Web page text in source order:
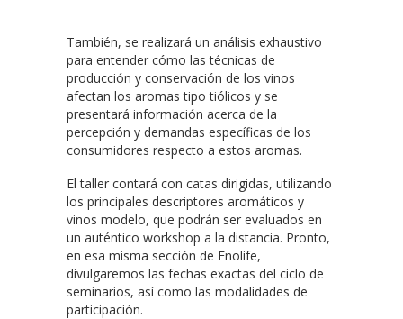
También, se realizará un análisis exhaustivo
para entender cómo las técnicas de
producción y conservación de los vinos
afectan los aromas tipo tiólicos y se
presentará información acerca de la
percepción y demandas específicas de los
consumidores respecto a estos aromas.
El taller contará con catas dirigidas, utilizando
los principales descriptores aromáticos y
vinos modelo, que podrán ser evaluados en
un auténtico workshop a la distancia. Pronto,
en esa misma sección de Enolife,
divulgaremos las fechas exactas del ciclo de
seminarios, así como las modalidades de
participación.